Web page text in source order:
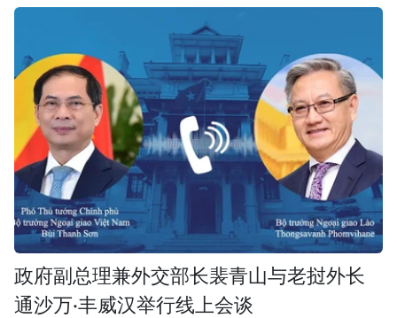
政府副总理兼外交部长裴青山与老挝外长
通沙万·丰威汉举行线上会谈